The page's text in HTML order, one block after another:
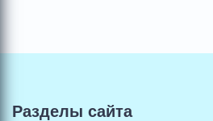
Разделы сайта